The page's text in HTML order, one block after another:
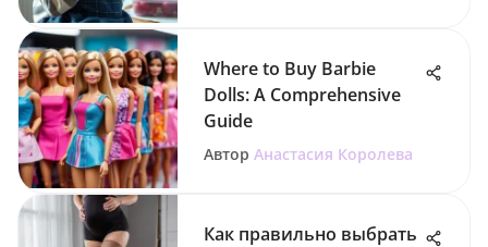
Where to Buy Barbie
Dolls: A Comprehensive
Guide
Автор Анастасия Королева
Как правильно выбрать